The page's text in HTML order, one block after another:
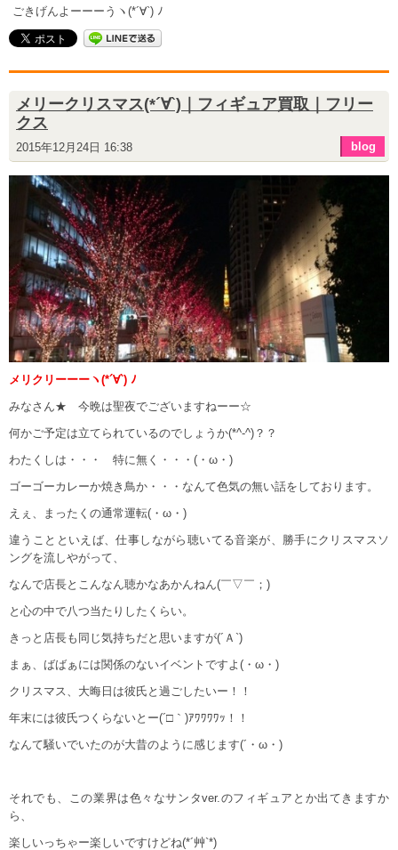
ごきげんよーーーうヽ(*´∀`) ﾉ
メリークリスマス(*´∀`)｜フィギュア買取｜フリー
クス
2015年12月24日 16:38 blog
メリクリーーーヽ(*´∀`) ﾉ
みなさん★ 今晩は聖夜でございますねーー☆
何かご予定は立てられているのでしょうか(*^-^)？？
わたくしは・・・ 特に無く・・・(・ω・)
ゴーゴーカレーか焼き鳥か・・・なんて色気の無い話をしております。
えぇ、まったくの通常運転(・ω・)
違うことといえば、仕事しながら聴いてる音楽が、勝手にクリスマスソ
ングを流しやがって、
なんで店長とこんなん聴かなあかんねん(￣▽￣；)
と心の中で八つ当たりしたくらい。
きっと店長も同じ気持ちだと思いますが(´Ａ`)
まぁ、ばばぁには関係のないイベントですよ(・ω・)
クリスマス、大晦日は彼氏と過ごしたいー！！
年末には彼氏つくらないとー(´□｀)ｱﾜﾜﾜﾜｯ！！
なんて騒いでいたのが大昔のように感じます(´・ω・)
それでも、この業界は色々なサンタver.のフィギュアとか出てきますか
ら、
楽しいっちゃー楽しいですけどね(*´艸`*)